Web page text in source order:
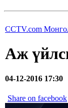
CCTV.com
Аж
04-12-2016 17:30
Share on facebook